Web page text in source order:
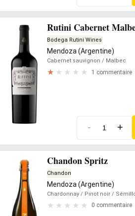
Rutini Cabernet
Bodega Rutini Wines
Mendoza (Argentine)
Cabernet sauvignon / Malbec
1 commentaire
- +
Chandon Spritz
Chandon
Mendoza (Argentine)
Chardonnay / Pinot noir /
0 commentaire